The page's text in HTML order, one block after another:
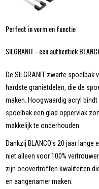
Perfect in vorm en functie
SILGRANIT - een authentiek
De SILGRANIT zwarte spoelbak
hardste granietdelen, die de
maken. Hoogwaardig acryl
spoelbak een glad oppervlak
makkelijk te onderhouden.
Dankzij BLANCO's 20 jaar
niet alleen voor 100%
zijn onovertroffen kwaliteiten
en aangenamer maken: